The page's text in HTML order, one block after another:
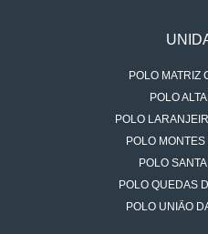
POLO MATRIZ
POLO
POLO
POLO
POLO
POLO QUEDAS
POLO UNIÃO